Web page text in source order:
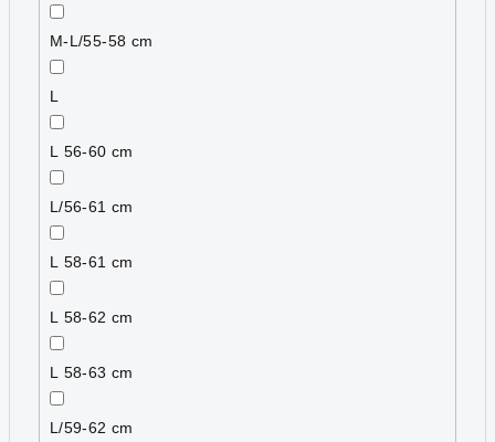
M-L/55-58 cm
L
L 56-60 cm
L/56-61 cm
L 58-61 cm
L 58-62 cm
L 58-63 cm
L/59-62 cm